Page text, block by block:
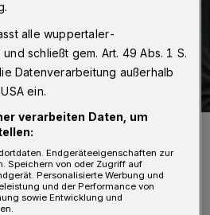
mit Damir Reich und Dirk Müller).
alle wuppertaler-
schließt gem. Art. 49 Abs. 1 S.
Datenverarbeitung außerhalb
ein.
verarbeiten Daten, um
Endgeräteeigenschaften zur
Speichern von oder Zugriff auf
Personalisierte Werbung und
und der Performance von
sowie Entwicklung und